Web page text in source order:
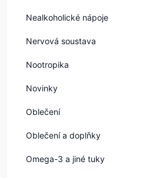
Nealkoholické nápoje
Nervová soustava
Nootropika
Novinky
Oblečení
Oblečení a doplňky
Omega-3 a jiné tuky